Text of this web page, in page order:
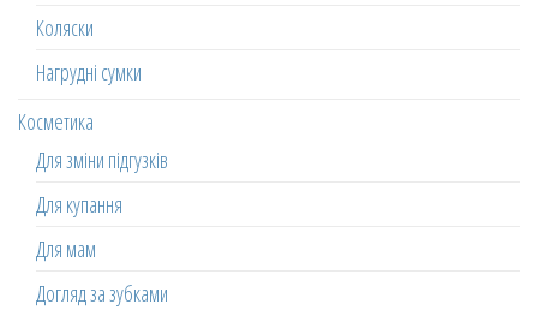
Коляски
Нагрудні сумки
Косметика
Для зміни підгузків
Для купання
Для мам
Догляд за зубками